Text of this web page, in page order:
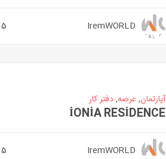
IremWORLD 5 ماه قبل
آپارتمان, عرصه,دفتر کار
İONİA RESİDENCE
IremWORLD 5 ماه قبل